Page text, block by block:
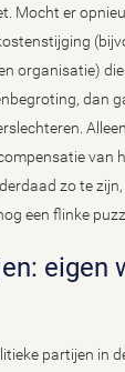
Mocht er
organisatie)
dan
van
zo te
een flinke
partijen in